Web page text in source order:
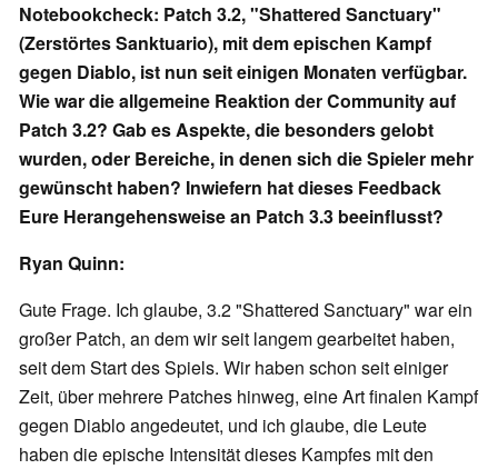
Notebookcheck: Patch 3.2, "Shattered Sanctuary"
(Zerstörtes Sanktuario), mit dem epischen Kampf
gegen Diablo, ist nun seit einigen Monaten verfügbar.
Wie war die allgemeine Reaktion der Community auf
Patch 3.2? Gab es Aspekte, die besonders gelobt
wurden, oder Bereiche, in denen sich die Spieler mehr
gewünscht haben? Inwiefern hat dieses Feedback
Eure Herangehensweise an Patch 3.3 beeinflusst?
Ryan Quinn:
Gute Frage. Ich glaube, 3.2 "Shattered Sanctuary" war ein
großer Patch, an dem wir seit langem gearbeitet haben,
seit dem Start des Spiels. Wir haben schon seit einiger
Zeit, über mehrere Patches hinweg, eine Art finalen Kampf
gegen Diablo angedeutet, und ich glaube, die Leute
haben die epische Intensität dieses Kampfes mit den